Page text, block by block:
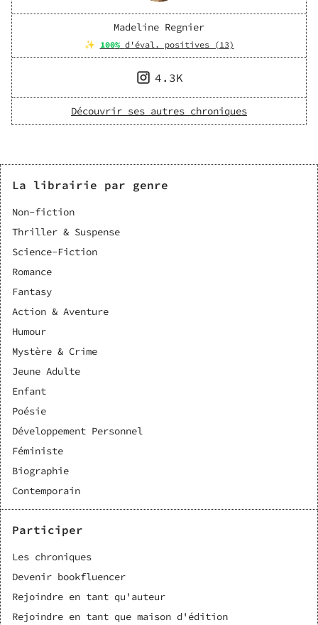
Madeline Regnier
✨ 100% d'éval. positives (13)
4.3K
Découvrir ses autres chroniques
La librairie par genre
Non-fiction
Thriller & Suspense
Science-Fiction
Romance
Fantasy
Action & Aventure
Humour
Mystère & Crime
Jeune Adulte
Enfant
Poésie
Développement Personnel
Féministe
Biographie
Contemporain
Participer
Les chroniques
Devenir bookfluencer
Rejoindre en tant qu'auteur
Rejoindre en tant que maison d'édition